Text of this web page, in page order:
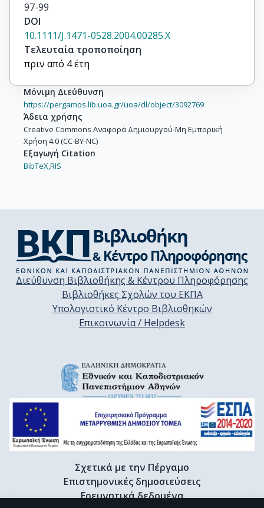
97-99
DOI
10.1111/J.1471-0528.2004.00285.X
Τελευταία τροποποίηση
πριν από 4 έτη
Μόνιμη Διεύθυνση
https://pergamos.lib.uoa.gr/uoa/dl/object/3092769
Άδεια χρήσης
Creative Commons Αναφορά Δημιουργού-Μη Εμπορική
Χρήση 4.0 (CC-BY-NC)
Εξαγωγή Citation
BibTeX,RIS
Διεύθυνση Βιβλιοθήκης & Κέντρου Πληροφόρησης
Βιβλιοθήκες Σχολών του ΕΚΠΑ
Υπολογιστικό Κέντρο Βιβλιοθηκών
Επικοινωνία / Helpdesk
Σχετικά με την Πέργαμο
Επιστημονικές δημοσιεύσεις
Ερευνητικά δεδομένα